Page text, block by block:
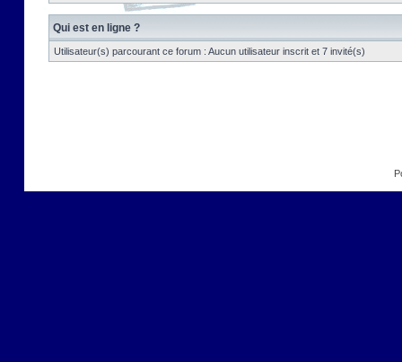
Qui est en ligne ?
Utilisateur(s) parcourant ce forum : Aucun utilisateur inscrit et 7 invité(s)